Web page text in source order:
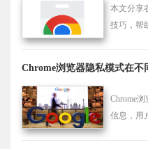
本文分享
技巧，帮
Chrome浏览器隐私模式在
Chrome
信息，用